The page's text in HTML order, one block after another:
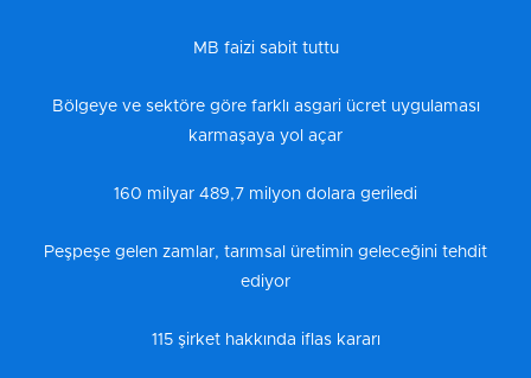
MB faizi sabit tuttu
Bölgeye ve sektöre göre farklı asgari ücret uygulaması
karmaşaya yol açar
160 milyar 489,7 milyon dolara geriledi
Peşpeşe gelen zamlar, tarımsal üretimin geleceğini tehdit
ediyor
115 şirket hakkında iflas kararı